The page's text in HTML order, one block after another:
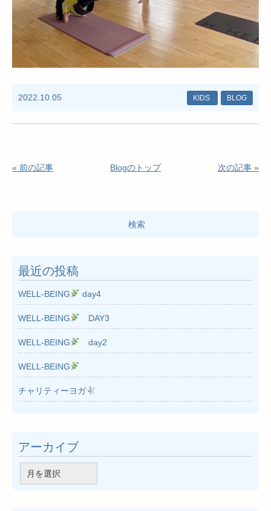
2022.10.05 KIDS BLOG
« 前の記事 Blogのトップ 次の記事 »
最近の投稿
WELL-BEING day4
WELL-BEING DAY3
WELL-BEING day2
WELL-BEING
チャリティーヨガ
アーカイブ
ー